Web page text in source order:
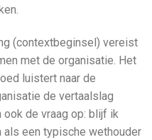
(contextbeginsel) vereist
met de organisatie. Het
luistert naar de
de vertaalslag
ook de vraag op: blijf ik
een typische wethouder